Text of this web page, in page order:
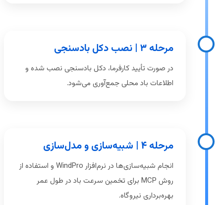
مرحله ۳ | نصب دکل بادسنجی
در صورت تأیید کارفرما، دکل بادسنجی نصب شده و
اطلاعات باد محلی جمع‌آوری می‌شود.
مرحله ۴ | شبیه‌سازی و مدل‌سازی
انجام شبیه‌سازی‌ها در نرم‌افزار WindPro و استفاده از
روش MCP برای تخمین سرعت باد در طول عمر
بهره‌برداری نیروگاه.